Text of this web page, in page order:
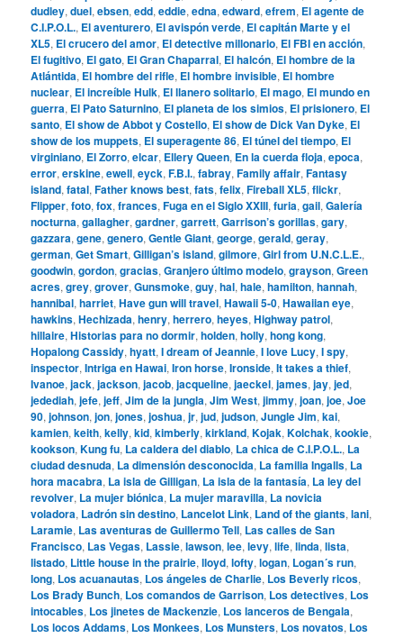
dudley,duel,ebsen,edd,eddie,edna,edward,efrem, El agente de
C.I.P.O.L., El aventurero, El avispón verde, El capitán Marte y el
XL5, El crucero del amor, El detective millonario, El FBI en acción,
El fugitivo, El gato, El Gran Chaparral, El halcón, El hombre de la
Atlántida, El hombre del rifle, El hombre invisible, El hombre
nuclear, El increíble Hulk, El llanero solitario, El mago, El mundo en
guerra, El Pato Saturnino, El planeta de los simios, El prisionero, El
santo, El show de Abbot y Costello, El show de Dick Van Dyke, El
show de los muppets, El superagente 86, El túnel del tiempo, El
virginiano, El Zorro,elcar, Ellery Queen, En la cuerda floja,epoca,
error,erskine,ewell,eyck,F.B.I.,fabray,Family affair,Fantasy
island,fatal,Father knows best,fats,felix,Fireball XL5,flickr,
Flipper,foto,fox,frances,Fuga en el Siglo XXIII,furia,gail,Galería
nocturna,gallagher,gardner,garrett,Garrison’s gorillas,gary,
gazzara,gene,genero,Gentle Giant,george,gerald,geray,
german,Get Smart,Gilligan’s island,gilmore,Girl from U.N.C.L.E.,
goodwin,gordon,gracias,Granjero último modelo,grayson,Green
acres,grey,grover,Gunsmoke,guy,hal,hale,hamilton,hannah,
hannibal,harriet,Have gun will travel,Hawaii 5-0,Hawaiian eye,
hawkins,Hechizada,henry,herrero,heyes,Highway patrol,
hillaire,Historias para no dormir,holden,holly,hong kong,
Hopalong Cassidy,hyatt,I dream of Jeannie,I love Lucy,I spy,
inspector,Intriga en Hawai,Iron horse,Ironside,It takes a thief,
Ivanoe,jack,jackson,jacob,jacqueline,jaeckel,james,jay,jed,
jedediah,jefe,jeff,Jim de la jungla,Jim West,jimmy,joan,joe,Joe
90,johnson,jon,jones,joshua,jr,jud,judson,Jungle Jim,kai,
kamien,keith,kelly,kid,kimberly,kirkland,Kojak,Kolchak,kookie,
kookson,Kung fu, La caldera del diablo, La chica de C.I.P.O.L., La
ciudad desnuda, La dimensión desconocida, La familia Ingalls, La
hora macabra, La isla de Gilligan, La isla de la fantasía, La ley del
revolver, La mujer biónica, La mujer maravilla, La novicia
voladora, Ladrón sin destino, Lancelot Link, Land of the giants,lani,
Laramie, Las aventuras de Guillermo Tell, Las calles de San
Francisco, Las Vegas, Lassie,lawson,lee,levy,life,linda,lista,
listado, Little house in the prairie,lloyd,lofty,logan, Logan´s run,
long, Los acuanautas, Los ángeles de Charlie, Los Beverly ricos,
Los Brady Bunch, Los comandos de Garrison, Los detectives, Los
intocables, Los jinetes de Mackenzie, Los lanceros de Bengala,
Los locos Addams, Los Monkees, Los Munsters, Los novatos, Los